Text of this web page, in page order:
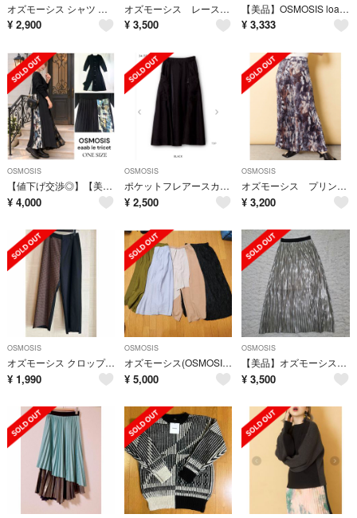
オズモーシス シャツ ブラウス one 青 ブルー バンドカラー 半袖 /RK
¥ 2,900
オズモーシス レース切替ビックＴシャツ
¥ 3,500
【美品】OSMOSIS loaf LE TRICOT 変形 トップス カットソー
¥ 3,333
OSMOSIS
【値下げ交渉◎】【美品】 OSMOSIS 2WAYバックプリーツニットカーデ
¥ 4,000
OSMOSIS
ポケットフレアースカート
¥ 2,500
OSMOSIS
オズモーシス プリントプリーツパンツ 総柄 レディース プリーツ ワイドパンツ
¥ 3,200
OSMOSIS
オズモーシス クロップドパンツ
¥ 1,990
OSMOSIS
オズモーシス(OSMOSIS)パンツ3本
¥ 5,000
OSMOSIS
【美品】オズモーシス プリーツロングスカート シルバー ウエストゴム
¥ 3,500